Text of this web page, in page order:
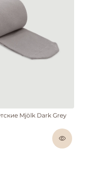
Mjölk Dark Grey